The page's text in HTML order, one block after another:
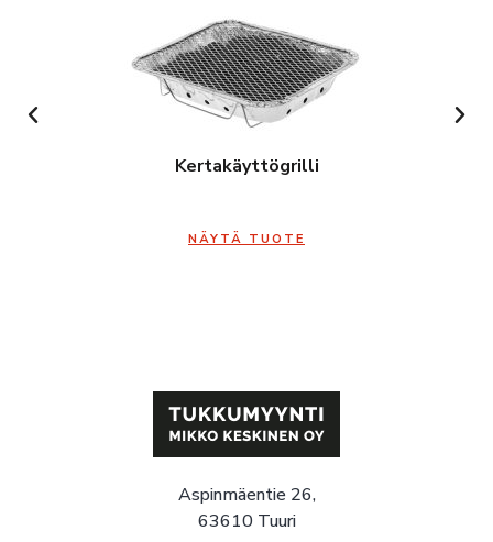
Kertakäyttögrilli
NÄYTÄ TUOTE
Aspinmäentie 26,
63610 Tuuri